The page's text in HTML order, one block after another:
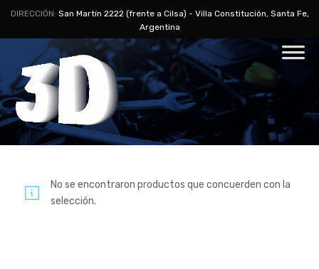
DIRECCIÓN: San Martín 2222 (frente a Cilsa) - Villa Constitución, Santa Fe,
Argentina
No se encontraron productos que concuerden con la
selección.